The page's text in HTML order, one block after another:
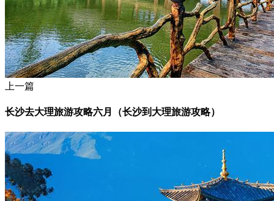
上一篇
长沙去大理旅游攻略六月（长沙到大理旅游攻略）